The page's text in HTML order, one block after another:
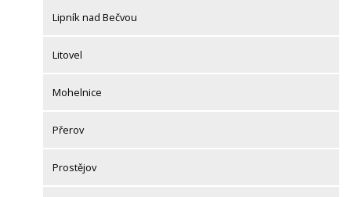
Lipník nad Bečvou
Litovel
Mohelnice
Přerov
Prostějov